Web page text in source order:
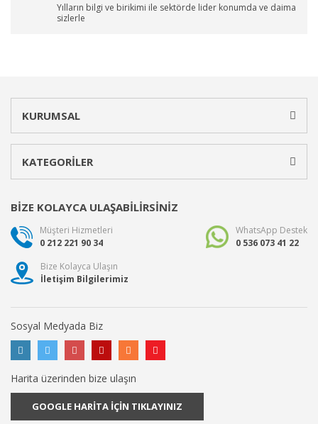
Yılların bilgi ve birikimi ile sektörde lider konumda ve daima
sizlerle
KURUMSAL
KATEGORİLER
BİZE KOLAYCA ULAŞABİLİRSİNİZ
Müşteri Hizmetleri
0 212 221 90 34
WhatsApp Destek
0 536 073 41 22
Bize Kolayca Ulaşın
İletişim Bilgilerimiz
Sosyal Medyada Biz
Harita üzerinden bize ulaşın
GOOGLE HARİTA İÇİN TIKLAYINIZ